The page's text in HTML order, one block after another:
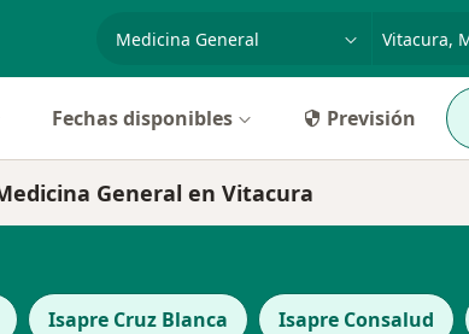
Fechas disponibles Previsión
General en Vitacura
Isapre Cruz Blanca Isapre Consalud